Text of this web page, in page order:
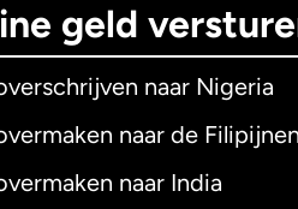
geld
naar Nigeria
naar de Filipijnen
naar India